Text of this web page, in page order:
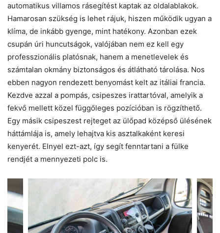
automatikus villamos rásegítést kaptak az oldalablakok.
Hamarosan szükség is lehet rájuk, hiszen működik ugyan a
klíma, de inkább gyenge, mint hatékony. Azonban ezek
csupán úri huncutságok, valójában nem ez kell egy
professzionális platósnak, hanem a menetlevelek és
számtalan okmány biztonságos és átlátható tárolása. Nos
ebben nagyon rendezett benyomást kelt az itáliai francia.
Kezdve azzal a pompás, csipeszes irattartóval, amelyik a
fekvő mellett közel függőleges pozícióban is rögzíthető.
Egy másik csipeszest rejteget az ülőpad középső ülésének
háttámlája is, amely lehajtva kis asztalkaként keresi
kenyerét. Elnyel ezt-azt, így segít fenntartani a fülke
rendjét a mennyezeti polc is.